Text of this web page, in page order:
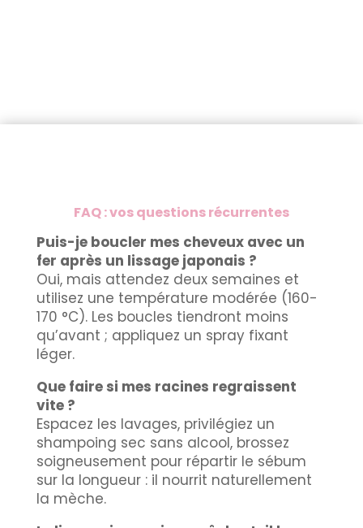
FAQ : vos questions récurrentes
Puis-je boucler mes cheveux avec un
fer après un lissage japonais ?
Oui, mais attendez deux semaines et
utilisez une température modérée (160-
170 °C). Les boucles tiendront moins
qu’avant ; appliquez un spray fixant
léger.
Que faire si mes racines regraissent
vite ?
Espacez les lavages, privilégiez un
shampoing sec sans alcool, brossez
soigneusement pour répartir le sébum
sur la longueur : il nourrit naturellement
la mèche.